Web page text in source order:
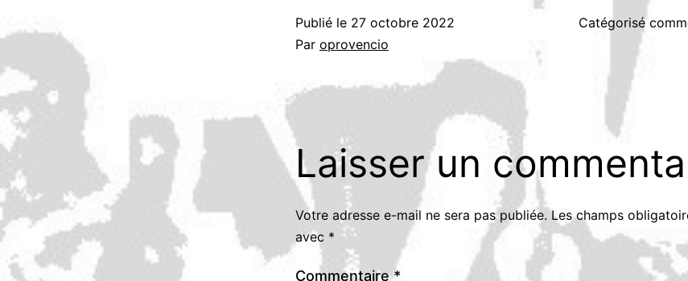
Publié le 27 octobre 2022
Par oprovencio
Catégorisé
Laisser un
Votre adresse e-mail ne sera pas publiée. Les champs
avec *
Commentaire*